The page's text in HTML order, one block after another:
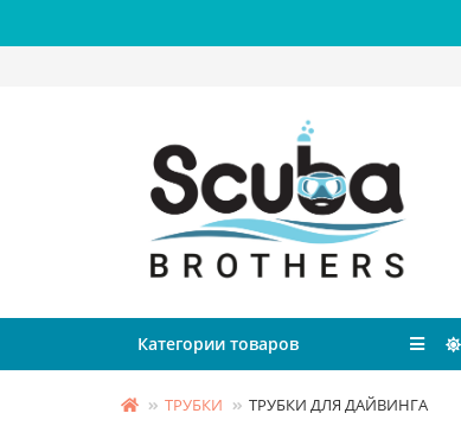
Категории товаров
ТРУБКИ ТРУБКИ ДЛЯ ДАЙВИНГА